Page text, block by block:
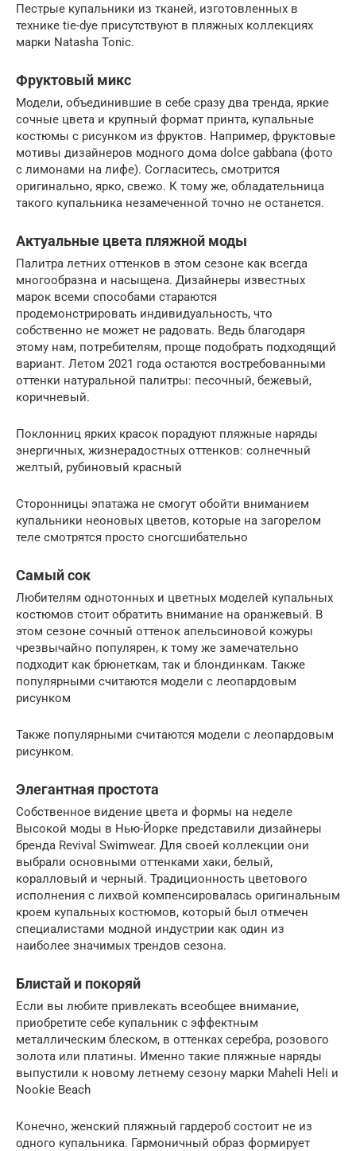
Пестрые купальники из тканей, изготовленных в
технике tie-dye присутствуют в пляжных коллекциях
марки Natasha Toniс.
Фруктовый микс
Модели, объединившие в себе сразу два тренда, яркие
сочные цвета и крупный формат принта, купальные
костюмы с рисунком из фруктов. Например, фруктовые
мотивы дизайнеров модного дома dolce gabbana (фото
с лимонами на лифе). Согласитесь, смотрится
оригинально, ярко, свежо. К тому же, обладательница
такого купальника незамеченной точно не останется.
Актуальные цвета пляжной моды
Палитра летних оттенков в этом сезоне как всегда
многообразна и насыщена. Дизайнеры известных
марок всеми способами стараются
продемонстрировать индивидуальность, что
собственно не может не радовать. Ведь благодаря
этому нам, потребителям, проще подобрать подходящий
вариант. Летом 2021 года остаются востребованными
оттенки натуральной палитры: песочный, бежевый,
коричневый.
Поклонниц ярких красок порадуют пляжные наряды
энергичных, жизнерадостных оттенков: солнечный
желтый, рубиновый красный
Сторонницы эпатажа не смогут обойти вниманием
купальники неоновых цветов, которые на загорелом
теле смотрятся просто сногсшибательно
Самый сок
Любителям однотонных и цветных моделей купальных
костюмов стоит обратить внимание на оранжевый. В
этом сезоне сочный оттенок апельсиновой кожуры
чрезвычайно популярен, к тому же замечательно
подходит как брюнеткам, так и блондинкам. Также
популярными считаются модели с леопардовым
рисунком
Также популярными считаются модели с леопардовым
рисунком.
Элегантная простота
Собственное видение цвета и формы на неделе
Высокой моды в Нью-Йорке представили дизайнеры
бренда Revival Swimwear. Для своей коллекции они
выбрали основными оттенками хаки, белый,
коралловый и черный. Традиционность цветового
исполнения с лихвой компенсировалась оригинальным
кроем купальных костюмов, который был отмечен
специалистами модной индустрии как один из
наиболее значимых трендов сезона.
Блистай и покоряй
Если вы любите привлекать всеобщее внимание,
приобретите себе купальник с эффектным
металлическим блеском, в оттенках серебра, розового
золота или платины. Именно такие пляжные наряды
выпустили к новому летнему сезону марки Maheli Heli и
Nookie Beach
Конечно, женский пляжный гардероб состоит не из
одного купальника. Гармоничный образ формирует